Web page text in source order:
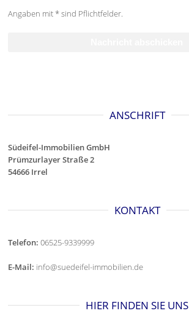
Angaben mit * sind Pflichtfelder.
ANSCHRIFT
Südeifel-Immobilien GmbH
Prümzurlayer Straße 2
54666 Irrel
KONTAKT
Telefon: 06525-9339999
E-Mail: info@suedeifel-immobilien.de
HIER FINDEN SIE UNS